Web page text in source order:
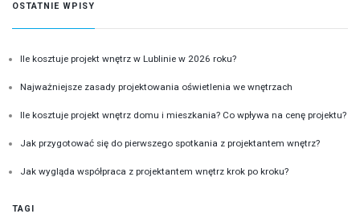
OSTATNIE WPISY
Ile kosztuje projekt wnętrz w Lublinie w 2026 roku?
Najważniejsze zasady projektowania oświetlenia we wnętrzach
Ile kosztuje projekt wnętrz domu i mieszkania? Co wpływa na cenę projektu?
Jak przygotować się do pierwszego spotkania z projektantem wnętrz?
Jak wygląda współpraca z projektantem wnętrz krok po kroku?
TAGI